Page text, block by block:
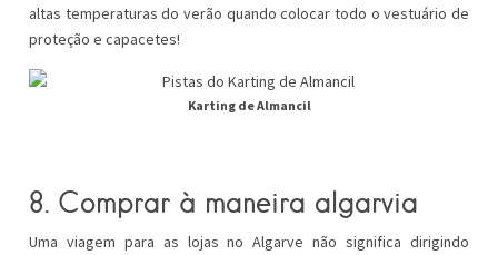
altas temperaturas do verão quando colocar todo o vestuário de
proteção e capacetes!
Karting de Almancil
8. Comprar à maneira algarvia
Uma viagem para as lojas no Algarve não significa dirigindo